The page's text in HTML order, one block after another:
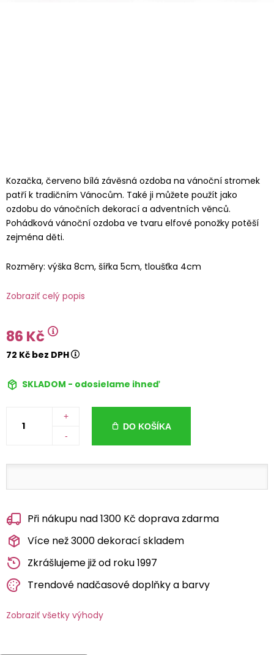
Kozačka, červeno bílá závěsná ozdoba na vánoční stromek
patří k tradičním Vánocům. Také ji můžete použít jako
ozdobu do vánočních dekorací a adventních věnců.
Pohádková vánoční ozdoba ve tvaru elfové ponožky potěší
zejména děti.
Rozměry: výška 8cm, šířka 5cm, tloušťka 4cm
Zobraziť celý popis
86 Kč
72 Kč bez DPH
SKLADOM - odosielame ihneď
+
-
DO KOŠÍKA
Při nákupu nad 1300 Kč doprava zdarma
Více než 3000 dekorací skladem
Zkrášlujeme již od roku 1997
Trendové nadčasové doplňky a barvy
Zobraziť všetky výhody